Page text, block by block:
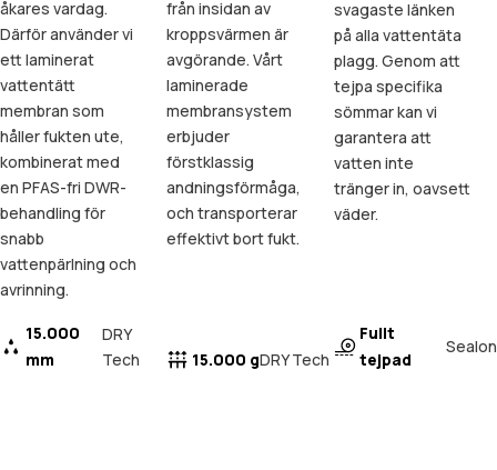
åkares vardag.
Därför använder vi
ett laminerat
vattentätt
membran som
håller fukten ute,
kombinerat med
en PFAS-fri DWR-
behandling för
snabb
vattenpärlning och
avrinning.
15.000
mm
DRY
Tech
från insidan av
kroppsvärmen är
avgörande. Vårt
laminerade
membransystem
erbjuder
förstklassig
andningsförmåga,
och transporterar
effektivt bort fukt.
15.000 gDRY Tech
svagaste länken
på alla vattentäta
plagg. Genom att
tejpa specifika
sömmar kan vi
garantera att
vatten inte
tränger in, oavsett
väder.
Fullt
tejpad
Sealon